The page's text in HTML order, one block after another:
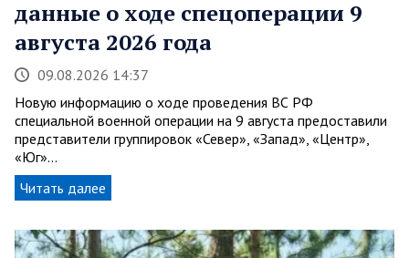
данные о ходе спецоперации 9
августа 2026 года
09.08.2026 14:37
Новую информацию о ходе проведения ВС РФ
специальной военной операции на 9 августа предоставили
представители группировок «Север», «Запад», «Центр»,
«Юг»…
Читать далее